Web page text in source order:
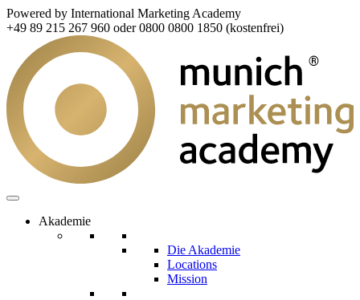
Powered by International Marketing Academy
+49 89 215 267 960 oder 0800 0800 1850 (kostenfrei)
Akademie
Die Akademie
Locations
Mission